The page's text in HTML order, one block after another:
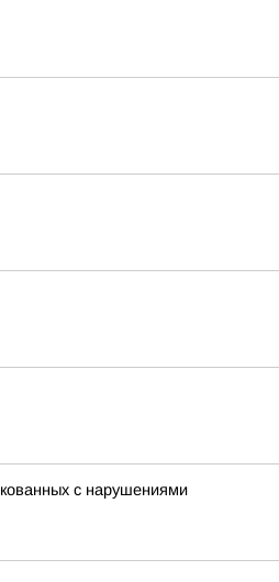
с нарушениями